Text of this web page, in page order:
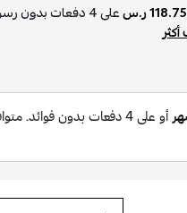
118.75 ر.س على4دفعات بدون